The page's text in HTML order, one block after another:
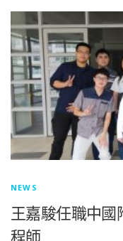
NEWS
王嘉駿任職中
程師